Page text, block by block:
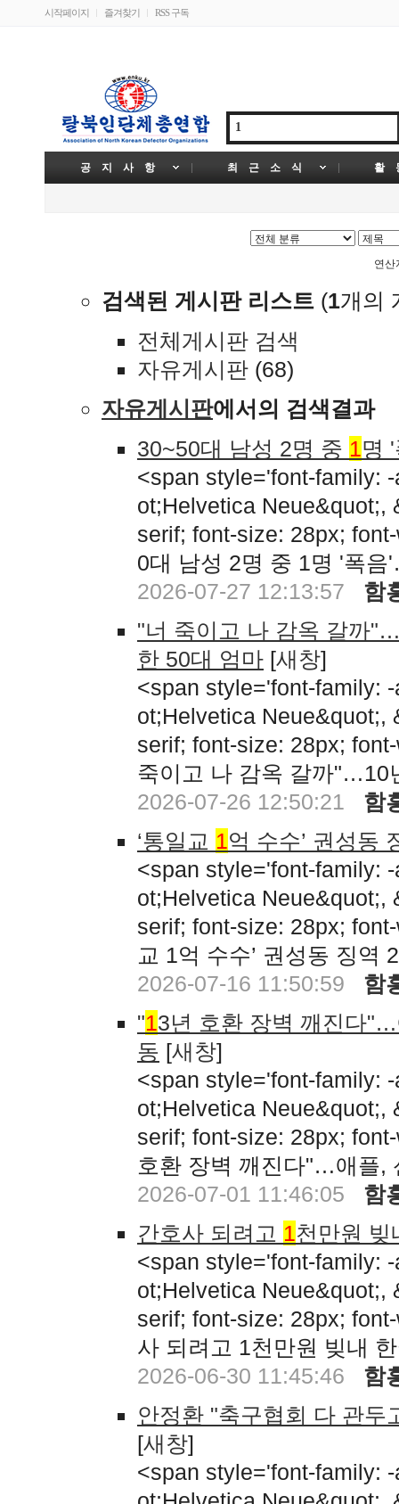
시작페이지 즐겨찾기 RSS 구독
공 지 사 항 최 근 소 식 활
연
검색된 게시판 리스트 (1개의
전체게시판 검색
자유게시판 (68)
자유게시판에서의 검색결과
30~50대 남성 2명 중 1명
<span style='font-family:
ot;Helvetica Neue&quot;,
serif; font-size: 28px;
0대 남성 2명 중 1명 '폭
2026-07-27 12:13:57
함
"너 죽이고 나 감옥 갈까
한 50대 엄마 [새창]
<span style='font-family:
ot;Helvetica Neue&quot;,
serif; font-size: 28px;
죽이고 나 감옥 갈까"…10
2026-07-26 12:50:21
함
‘통일교 1억 수수’ 권성동
<span style='font-family:
ot;Helvetica Neue&quot;,
serif; font-size: 28px;
교 1억 수수’ 권성동 징
2026-07-16 11:50:59
함
"13년 호환 장벽 깨진다
동 [새창]
<span style='font-family:
ot;Helvetica Neue&quot;,
serif; font-size: 28px;
호환 장벽 깨진다"…애플,
2026-07-01 11:46:05
함
간호사 되려고 1천만원 빚
<span style='font-family:
ot;Helvetica Neue&quot;,
serif; font-size: 28px;
사 되려고 1천만원 빚내
2026-06-30 11:45:46
함
안정환 "축구협회 다 관
[새창]
<span style='font-family: